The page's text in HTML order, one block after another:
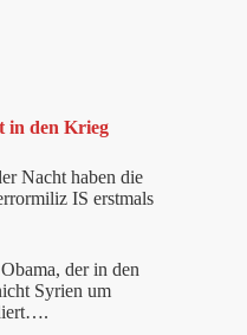
in den Krieg
Nacht haben die
IS erstmals
der in den
Syrien um